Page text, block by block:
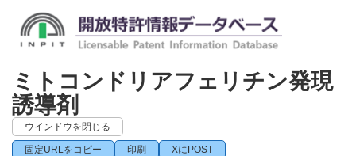
ミトコンドリアフェリチン発現
誘導剤
ウインドウを閉じる
固定URLをコピー 印刷 XにPOST